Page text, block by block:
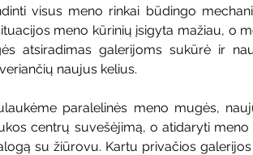
visus meno rinkai būdingo
meno kūrinių įsigyta mažiau, o
atsiradimas galerijoms sukūrė ir
naujus kelius.
paralelinės meno mugės,
centrų suvešėjimą, o atidaryti
su žiūrovu. Kartu privačios